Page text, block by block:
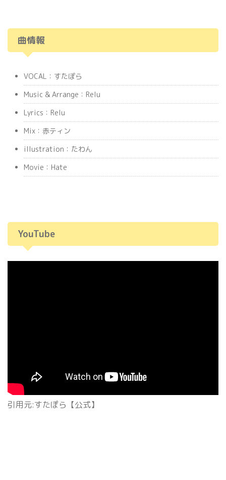
曲情報
VOCAL：すたぽら
Music & Arrange：Relu
Lyrics：Relu
Mix：赤ティン
illustration：たわん
Movie：Hate
YouTube
引用元:すたぽら【公式】